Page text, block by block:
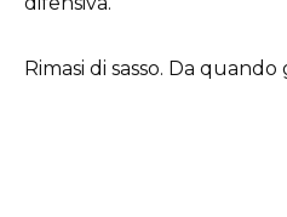
Rimasi di sasso. Da